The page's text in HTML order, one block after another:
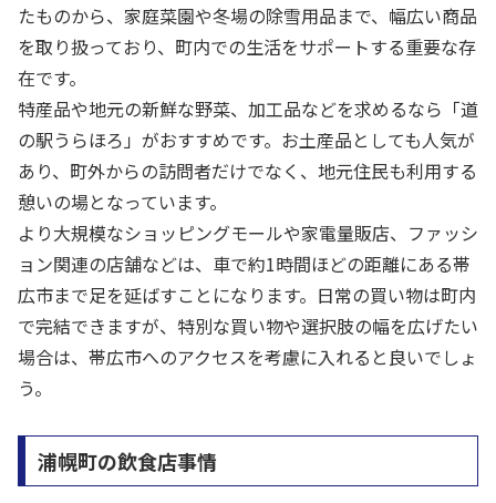
たものから、家庭菜園や冬場の除雪用品まで、幅広い商品
を取り扱っており、町内での生活をサポートする重要な存
在です。
特産品や地元の新鮮な野菜、加工品などを求めるなら「道
の駅うらほろ」がおすすめです。お土産品としても人気が
あり、町外からの訪問者だけでなく、地元住民も利用する
憩いの場となっています。
より大規模なショッピングモールや家電量販店、ファッシ
ョン関連の店舗などは、車で約1時間ほどの距離にある帯
広市まで足を延ばすことになります。日常の買い物は町内
で完結できますが、特別な買い物や選択肢の幅を広げたい
場合は、帯広市へのアクセスを考慮に入れると良いでしょ
う。
浦幌町の飲食店事情